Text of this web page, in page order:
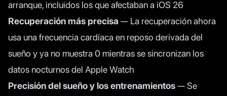
arranque, incluidos los que afectaban a iOS 26
Recuperación más precisa — La recuperación ahora
usa una frecuencia cardíaca en reposo derivada del
sueño y ya no muestra 0 mientras se sincronizan los
datos nocturnos del Apple Watch
Precisión del sueño y los entrenamientos— Se